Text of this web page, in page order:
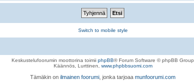
Switch to mobile style
Keskustelufoorumin moottorina toimii phpBB® Forum Software © phpBB Group
Käännös, Lurttinen, www.phpbbsuomi.com
Tämäkin on ilmainen foorumi , jonka tarjoaa munfoorumi.com